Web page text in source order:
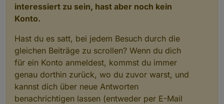
interessiert zu sein, hast aber noch kein
Konto.
Hast du es satt, bei jedem Besuch durch die
gleichen Beiträge zu scrollen? Wenn du dich
für ein Konto anmeldest, kommst du immer
genau dorthin zurück, wo du zuvor warst, und
kannst dich über neue Antworten
benachrichtigen lassen (entweder per E-Mail